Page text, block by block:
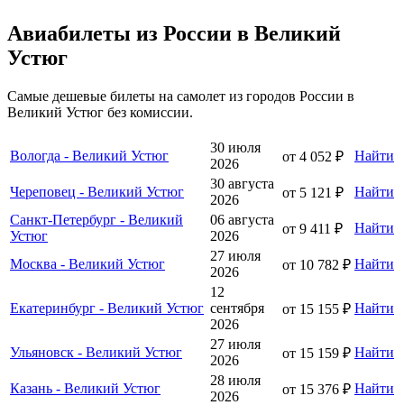
Авиабилеты из России в Великий
Устюг
Самые дешевые билеты на самолет из городов России в
Великий Устюг без комиссии.
Вологда - Великий Устюг
30 июля
2026
от 4 052 ₽ Найти
Череповец - Великий Устюг
30 августа
2026
от 5 121 ₽
Найти
Санкт-Петербург - Великий
Устюг
06 августа
2026
от 9 411 ₽ Найти
Москва - Великий Устюг
27 июля
2026
от 10 782 ₽ Найти
Екатеринбург - Великий Устюг
12
сентября
2026
от 15 155 ₽ Найти
Ульяновск - Великий Устюг
27 июля
2026
от 15 159 ₽ Найти
Казань - Великий Устюг
28 июля
2026
от 15 376 ₽ Найти